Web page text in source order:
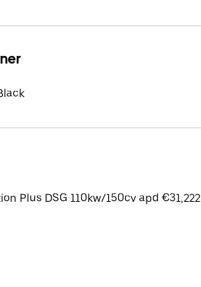
Plus DSG 110kw/150cv apd €31,222